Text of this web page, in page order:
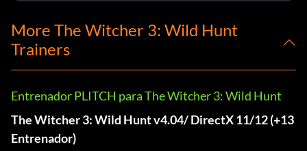
More The Witcher 3: Wild Hunt
Trainers
Entrenador PLITCH para The Witcher 3: Wild Hunt
The Witcher 3: Wild Hunt v4.04/ DirectX 11/12 (+13
Entrenador)